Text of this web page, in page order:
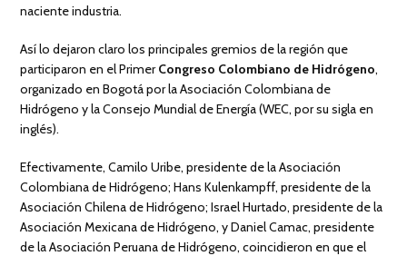
naciente industria.
Así lo dejaron claro los principales gremios de la región que
participaron en el PrimerCongreso Colombiano de Hidrógeno,
organizado en Bogotá por la Asociación Colombiana de
Hidrógeno y la Consejo Mundial de Energía (WEC, por su sigla en
inglés).
Efectivamente, Camilo Uribe, presidente de la Asociación
Colombiana de Hidrógeno; Hans Kulenkampff, presidente de la
Asociación Chilena de Hidrógeno; Israel Hurtado, presidente de la
Asociación Mexicana de Hidrógeno, y Daniel Camac, presidente
de la Asociación Peruana de Hidrógeno, coincidieron en que el